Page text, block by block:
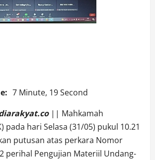
7 Minute, 19 Second
|| Mahkamah
pada hari Selasa (31/05) pukul 10.21
putusan atas perkara Nomor
perihal Pengujian Materiil Undang-